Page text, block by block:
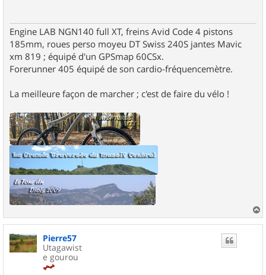
Engine LAB NGN140 full XT, freins Avid Code 4 pistons
185mm, roues perso moyeu DT Swiss 240S jantes Mavic
xm 819 ; équipé d'un GPSmap 60CSx.
Forerunner 405 équipé de son cardio-fréquencemètre.
La meilleure façon de marcher ; c'est de faire du vélo !
a
u
Pierre57
Utagawist
e gourou